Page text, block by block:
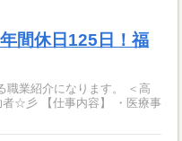
間休日125日！福
業紹介になります。 ＜高